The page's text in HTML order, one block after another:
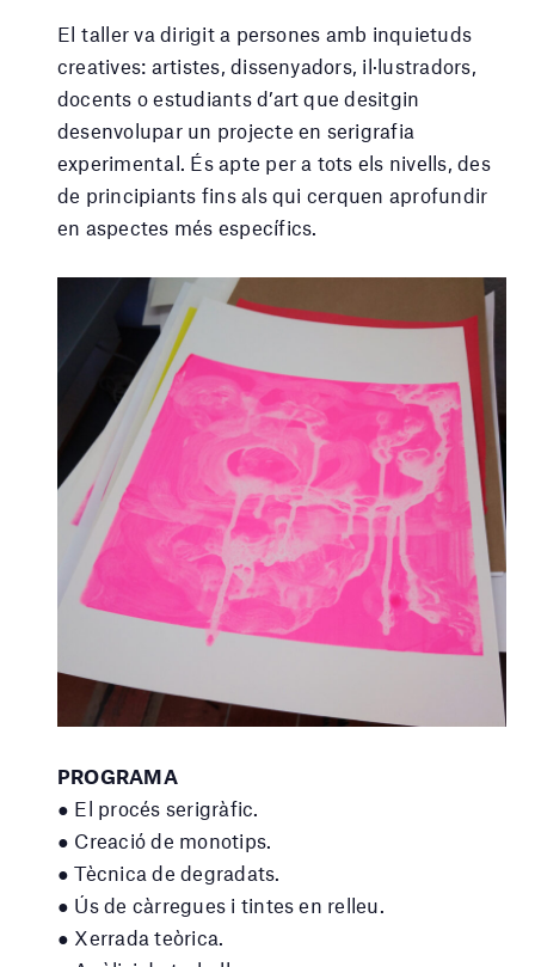
El taller va dirigit a persones amb inquietuds
creatives: artistes, dissenyadors, il·lustradors,
docents o estudiants d’art que desitgin
desenvolupar un projecte en serigrafia
experimental. És apte per a tots els nivells, des
de principiants fins als qui cerquen aprofundir
en aspectes més específics.
PROGRAMA
● El procés serigràfic.
● Creació de monotips.
● Tècnica de degradats.
● Ús de càrregues i tintes en relleu.
● Xerrada teòrica.